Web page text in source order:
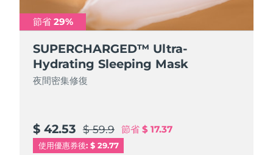
節省 29%
SUPERCHARGED™ Ultra-
Hydrating Sleeping Mask
夜間密集修復
$ 42.53 $ 59.9 節省 $ 17.37
使用優惠券後: $ 29.77